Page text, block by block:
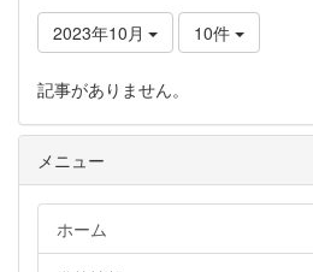
2023年10月 10件
記事がありません。
メニュー
ホーム